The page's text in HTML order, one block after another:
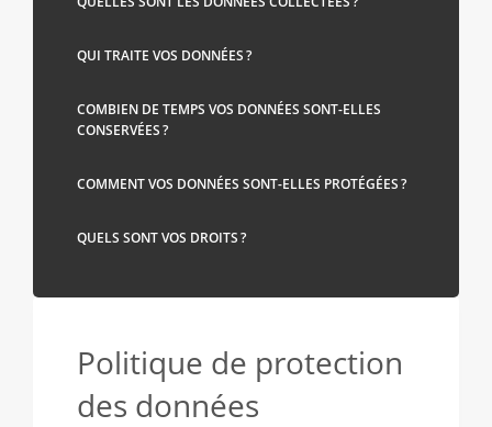
QUI TRAITE VOS DONNÉES ?
COMBIEN DE TEMPS VOS DONNÉES SONT-ELLES
CONSERVÉES ?
COMMENT VOS DONNÉES SONT-ELLES PROTÉGÉES ?
QUELS SONT VOS DROITS ?
Politique de protection
des données